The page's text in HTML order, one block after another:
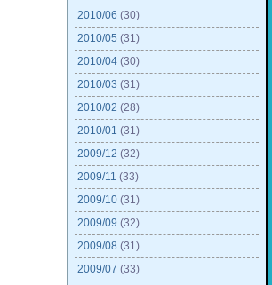
2010/06 (30)
2010/05 (31)
2010/04 (30)
2010/03 (31)
2010/02 (28)
2010/01 (31)
2009/12 (32)
2009/11 (33)
2009/10 (31)
2009/09 (32)
2009/08 (31)
2009/07 (33)